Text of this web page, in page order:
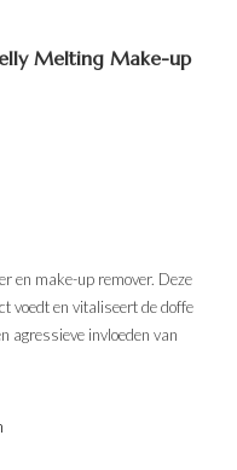
Melting Make-up
en make-up remover. Deze
voedt en vitaliseert de doffe
agressieve invloeden van